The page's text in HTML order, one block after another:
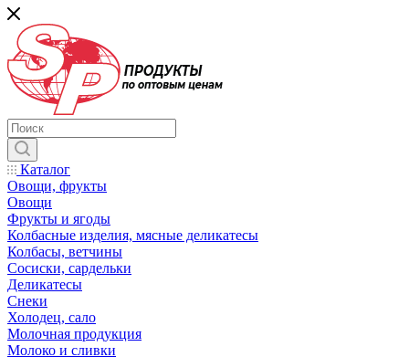
Каталог
Овощи, фрукты
Овощи
Фрукты и ягоды
Колбасные изделия, мясные деликатесы
Колбасы, ветчины
Сосиски, сардельки
Деликатесы
Снеки
Холодец, сало
Молочная продукция
Молоко и сливки